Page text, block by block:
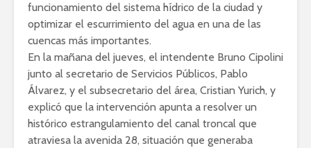
funcionamiento del sistema hídrico de la ciudad y
optimizar el escurrimiento del agua en una de las
cuencas más importantes.
En la mañana del jueves, el intendente Bruno Cipolini
junto al secretario de Servicios Públicos, Pablo
Álvarez, y el subsecretario del área, Cristian Yurich, y
explicó que la intervención apunta a resolver un
histórico estrangulamiento del canal troncal que
atraviesa la avenida 28, situación que generaba